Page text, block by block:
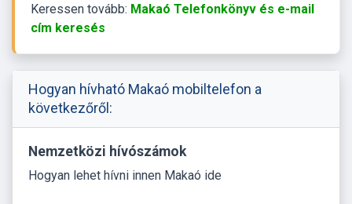
Keressen tovább: Makaó Telefonkönyv és e-mail
cím keresés
Hogyan hívható Makaó mobiltelefon a
következőről:
Nemzetközi hívószámok
Hogyan lehet hívni innen Makaó ide